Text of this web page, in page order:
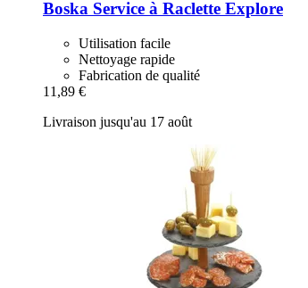
Boska Service à Raclette Explore
Utilisation facile
Nettoyage rapide
Fabrication de qualité
11,89 €
Livraison jusqu'au 17 août